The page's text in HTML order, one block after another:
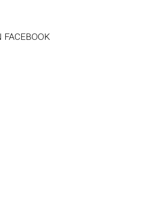
FACEBOOK